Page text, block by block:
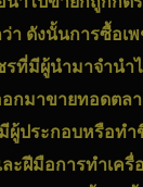
ดังนั้นการซื้อเ
ชรที่มีผู้นำมาจำ
กมาขายทอดตล
มีผู้ประกอบหรือ
ฝีมือการทำเครื่